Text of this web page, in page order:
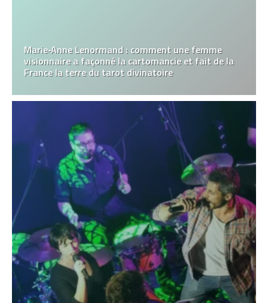
Marie‑Anne Lenormand : comment une femme
visionnaire a façonné la cartomancie et fait de la
France la terre du tarot divinatoire